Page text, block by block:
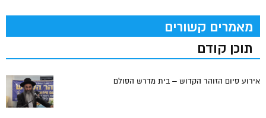
מאמרים קשורים
תוכן קודם
אירוע סיום הזוהר הקדוש – בית מדרש הסולם